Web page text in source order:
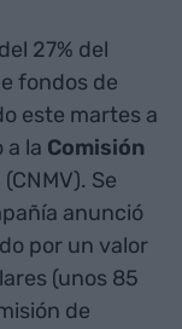
27% del
fondos de
este martes a
la Comisión
(CNMV). Se
anunció
por un valor
(unos 85
de